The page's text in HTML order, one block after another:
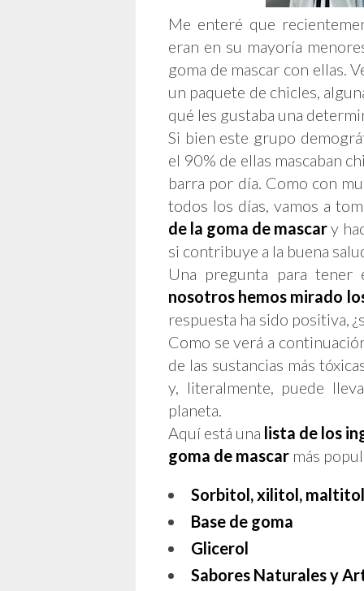
Me enteré que
eran en su mayoría
goma de mascar con ellas.
un paquete de chicles,
qué les gustaba una
Si bien este grupo
el 90% de ellas mascaban
barra por día. Como con
todos los días, vamos a
de la goma de mascary
si contribuye a la buena
Una pregunta para tener
nosotros hemos mirado
respuesta ha sido positiva,
Como se verá a
de las sustancias más
y, literalmente, puede
planeta.
Aquí está una lista de los
goma de mascar más
Sorbitol, xilitol,
Base de goma
Glicerol
Sabores Naturales y